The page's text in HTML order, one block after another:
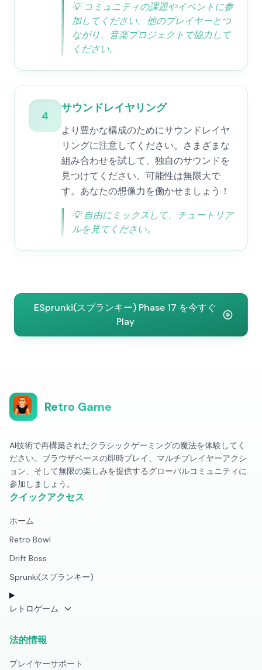
💡コミュニティの課題やイベントに参
加してください。他のプレイヤーとつ
ながり、音楽プロジェクトで協力して
ください。
4
サウンドレイヤリング
より豊かな構成のためにサウンドレイヤ
リングに注意してください。さまざまな
組み合わせを試して、独自のサウンドを
見つけてください。可能性は無限大で
す。あなたの想像力を働かせましょう！
💡自由にミックスして、チュートリア
ルを見てください。
ESprunki(スプランキー) Phase 17 を今すぐ
Play
Retro Game
AI技術で再構築されたクラシックゲーミングの魔法を体験してく
ださい。ブラウザベースの即時プレイ、マルチプレイヤーアクシ
ョン、そして無限の楽しみを提供するグローバルコミュニティに
参加しましょう。
クイックアクセス
ホーム
Retro Bowl
Drift Boss
Sprunki(スプランキー)
レトロゲーム
法的情報
プレイヤーサポート